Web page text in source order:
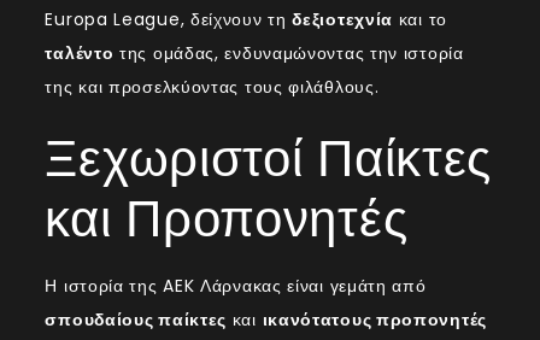
Europa League, δείχνουν τηδεξιοτεχνία και το
ταλέντο της ομάδας, ενδυναμώνοντας την ιστορία
της και προσελκύοντας τους φιλάθλους.
Ξεχωριστοί Παίκτες
και Προπονητές
Η ιστορία της AEK Λάρνακας είναι γεμάτη από
σπουδαίους παίκτες και ικανότατους προπονητές